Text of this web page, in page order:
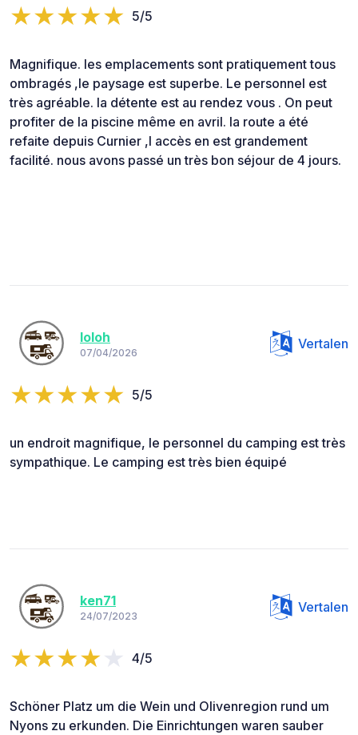
5/5
Magnifique. les emplacements sont pratiquement tous
ombragés ,le paysage est superbe. Le personnel est
très agréable. la détente est au rendez vous . On peut
profiter de la piscine même en avril. la route a été
refaite depuis Curnier ,l accès en est grandement
facilité. nous avons passé un très bon séjour de 4 jours.
loloh
07/04/2026
Vertalen
5/5
un endroit magnifique, le personnel du camping est très
sympathique. Le camping est très bien équipé
ken71
24/07/2023
Vertalen
4/5
Schöner Platz um die Wein und Olivenregion rund um
Nyons zu erkunden. Die Einrichtungen waren sauber